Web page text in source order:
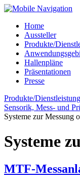
Home
Aussteller
Produkte/
Hallenpläne
Präsentationen
Presse
Produkte/
Sensorik, Mess- und
Systeme zur Messung
Systeme
MTF-